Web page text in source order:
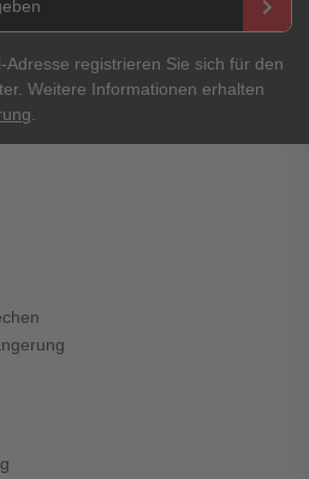
keyboard_arrow_right
registrieren Sie sich für den
Weitere Informationen erhalten